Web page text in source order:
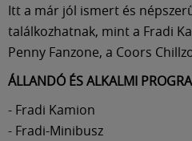
Itt a már jól ismert és
találkozhatnak, mint a Fradi
Penny Fanzone, a Coors
ÁLLANDÓ ÉS ALKALMI
- Fradi Kamion
- Fradi-Minibusz